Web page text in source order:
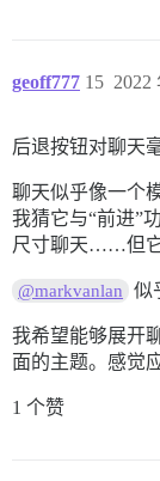
geoff777 2022
15
后退按钮对聊天
聊天似乎像一个
我猜它与“前进”
尺寸聊天……但它
@markvanlan 似
我希望能够展开
面的主题。感觉
1 个赞